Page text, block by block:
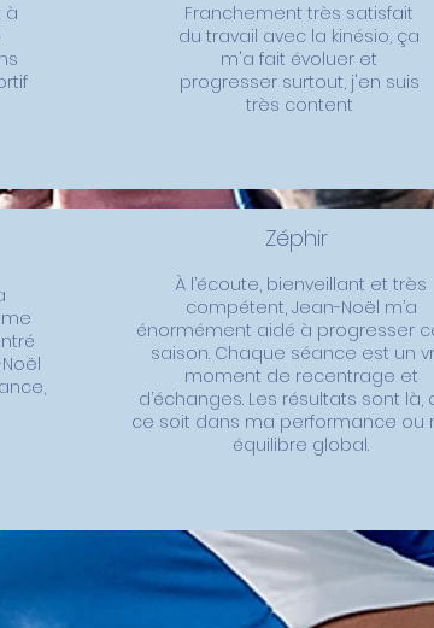
à
Franchement très satisfait
du travail avec la kinésio, ça
m'a fait évoluer et
progresser surtout, j'en suis
très content
Zéphir
À l’écoute, bienveillant et très
compétent, Jean-Noël m’a
énormément aidé à progresser
saison. Chaque séance est un
moment de recentrage et
d’échanges. Les résultats sont là,
ce soit dans ma performance ou
équilibre global.